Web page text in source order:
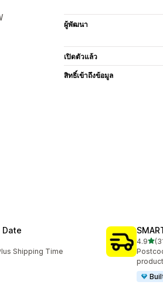
ผู้พัฒนา
เปิดตัวแล้ว
สิทธิ์เข้าถึงข้อมูล
Date
Shipping Time
4.9เต็ม
ทั้งหมด
product